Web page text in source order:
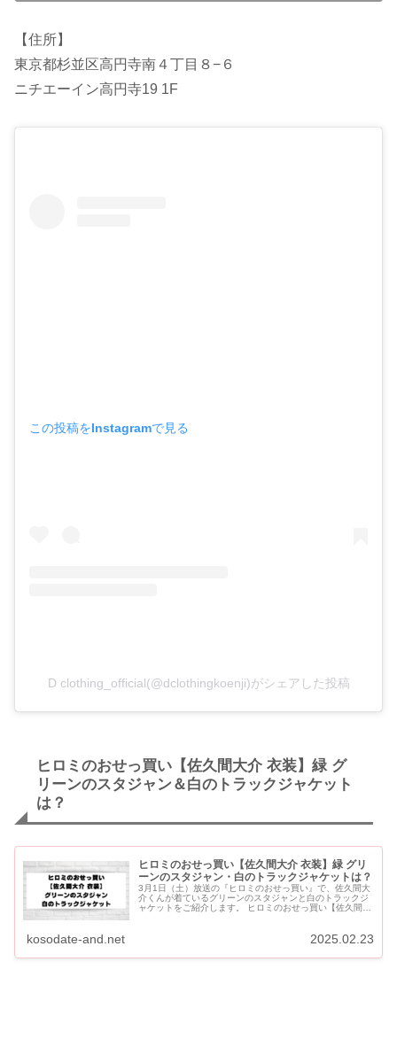
【住所】
東京都杉並区高円寺南４丁目８−６
ニチエーイン高円寺19 1F
この投稿をInstagramで見る
D clothing_official(@dclothingkoenji)がシェアした投稿
ヒロミのおせっ買い【佐久間大介 衣装】緑 グ
リーンのスタジャン＆白のトラックジャケット
は？
ヒロミのおせっ買い【佐久間大介 衣装】緑 グリ
ーンのスタジャン・白のトラックジャケットは？
3月1日（土）放送の『ヒロミのおせっ買い』で、佐久間大
介くんが着ているグリーンのスタジャンと白のトラックジ
ャケットをご紹介します。 ヒロミのおせっ買い【佐久間大
kosodate-and.net 2025.02.23